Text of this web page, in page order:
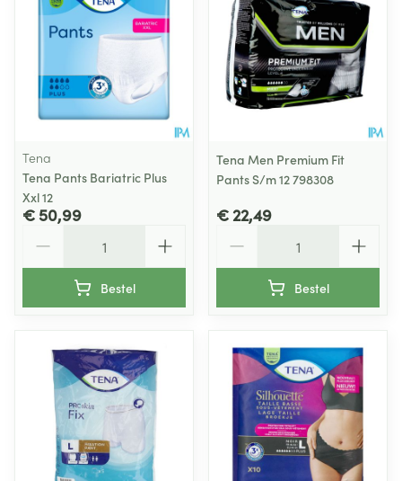
Tena
Tena Pants Bariatric Plus
Xxl 12
€ 50,99
Bestel
Tena Men Premium Fit
Pants S/m 12 798308
€ 22,49
Bestel